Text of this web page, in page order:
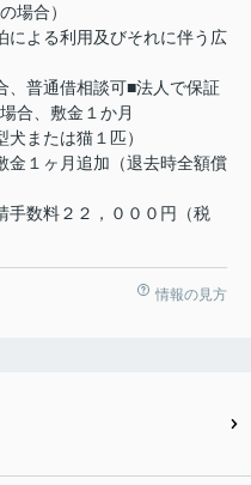
場合）
による利用及びそれに伴う広
、普通借相談可■法人で保証
合、敷金１か月
または猫１匹）
金１ヶ月追加（退去時全額償
手数料２２，０００円（税
情報の見方